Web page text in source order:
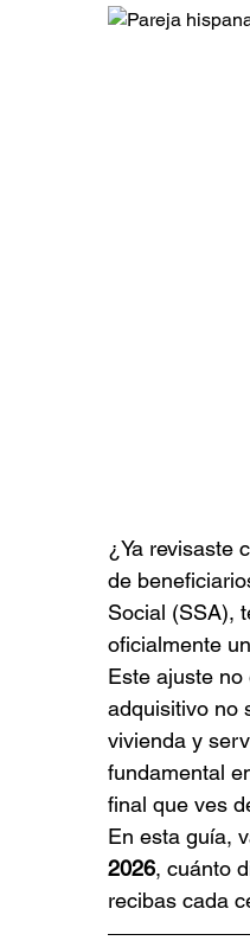
¿Ya revisaste
de
Social (SSA),
oficialmente
Este ajuste
adquisitivo no
vivienda y
fundamental
final que ves
En esta guía,
2026, cuánto
recibas cada